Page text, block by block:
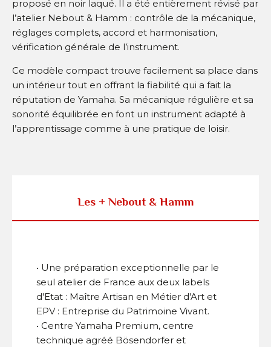
proposé en noir laqué. Il a été entièrement révisé par
l’atelier Nebout & Hamm : contrôle de la mécanique,
réglages complets, accord et harmonisation,
vérification générale de l’instrument.
Ce modèle compact trouve facilement sa place dans
un intérieur tout en offrant la fiabilité qui a fait la
réputation de Yamaha. Sa mécanique régulière et sa
sonorité équilibrée en font un instrument adapté à
l’apprentissage comme à une pratique de loisir.
Les + Nebout & Hamm
• Une préparation exceptionnelle par le
seul atelier de France aux deux labels
d'Etat : Maître Artisan en Métier d'Art et
EPV : Entreprise du Patrimoine Vivant.
• Centre Yamaha Premium, centre
technique agréé Bösendorfer et